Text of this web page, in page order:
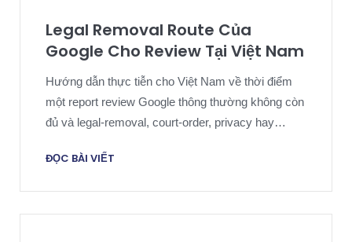
Legal Removal Route Của
Google Cho Review Tại Việt Nam
Hướng dẫn thực tiễn cho Việt Nam về thời điểm
một report review Google thông thường không còn
đủ và legal-removal, court-order, privacy hay
ĐỌC BÀI VIẾT